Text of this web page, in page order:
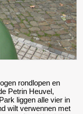
rondlopen en
Petrin Heuvel,
liggen alle vier in
wilt verwennen met